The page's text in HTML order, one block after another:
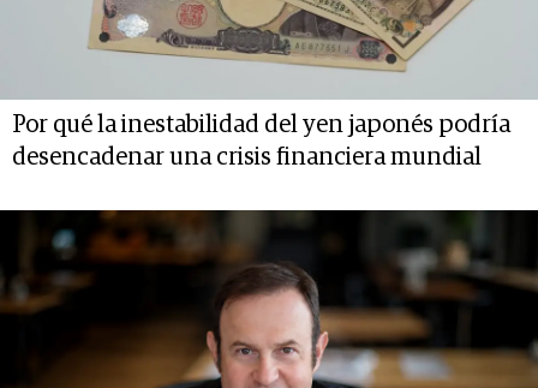
Por qué la inestabilidad del yen japonés podría
desencadenar una crisis financiera mundial